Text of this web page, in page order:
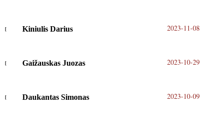
Kiniulis Darius 2023-11-08
Gaižauskas Juozas 2023-10-29
Daukantas Simonas 2023-10-09